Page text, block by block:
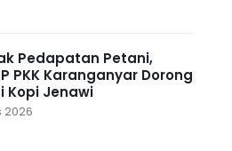
Pedapatan Petani,
PKK Karanganyar Dorong
Kopi Jenawi
2026